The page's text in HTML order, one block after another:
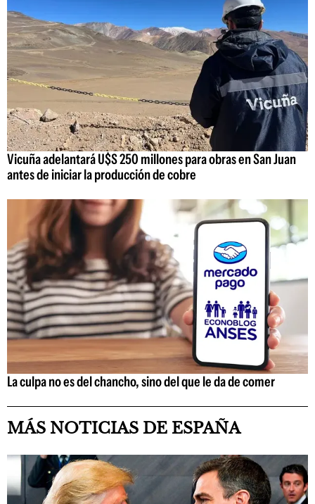
Vicuña adelantará U$S 250 millones para obras en San Juan
antes de iniciar la producción de cobre
La culpa no es del chancho, sino del que le da de comer
MÁS NOTICIAS DE ESPAÑA